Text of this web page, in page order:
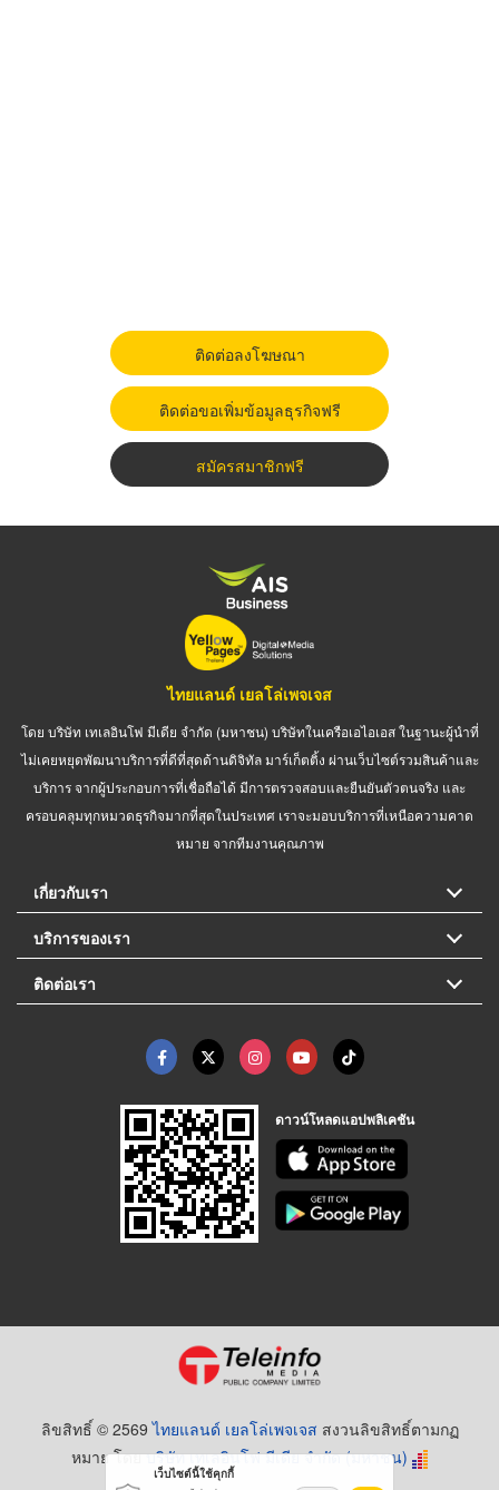
ติดต่อลงโฆษณา
ติดต่อขอเพิ่มข้อมูลธุรกิจฟรี
สมัครสมาชิกฟรี
ไทยแลนด์ เยลโล่เพจเจส
โดย บริษัท เทเลอินโฟ มีเดีย จำกัด (มหาชน) บริษัทในเครือเอไอเอส ในฐานะผู้นำที่
ไม่เคยหยุดพัฒนาบริการที่ดีที่สุดด้านดิจิทัล มาร์เก็ตติ้ง ผ่านเว็บไซต์รวมสินค้าและ
บริการ จากผู้ประกอบการที่เชื่อถือได้ มีการตรวจสอบและยืนยันตัวตนจริง และ
ครอบคลุมทุกหมวดธุรกิจมากที่สุดในประเทศ เราจะมอบบริการที่เหนือความคาด
หมาย จากทีมงานคุณภาพ
เกี่ยวกับเรา
บริการของเรา
ติดต่อเรา
ดาวน์โหลดแอปพลิเคชัน
ลิขสิทธิ์ © 2569ไทยแลนด์ เยลโล่เพจเจส สงวนลิขสิทธิ์ตามกฏ
หมาย โดยบริษัท เทเลอินโฟ มีเดีย จำกัด (มหาชน)
เว็บไซต์นี้ใช้คุกกี้